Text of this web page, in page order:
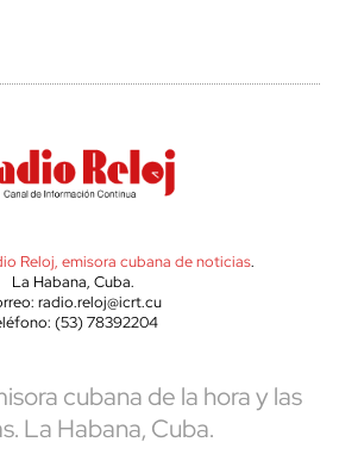
Reloj, emisora cubana de noticias.
La Habana, Cuba.
radio.reloj@icrt.cu
(53) 78392204
cubana de la hora y las
La Habana, Cuba.